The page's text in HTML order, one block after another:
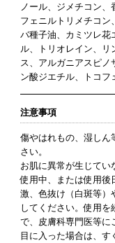
ノール、ジメチコン、
フェニルトリメチコン
バ種子油、カミツレ花
ル、トリオレイン、
ス、アルガニアスピ
ン酸ジエチル、トコフ
注意事項
傷やはれもの、湿しん
さい。
お肌に異常が生じてい
使用中、または使用後
激、色抜け（白斑等）
してください。使用
で、皮膚科専門医等に
目に入った場合は、す